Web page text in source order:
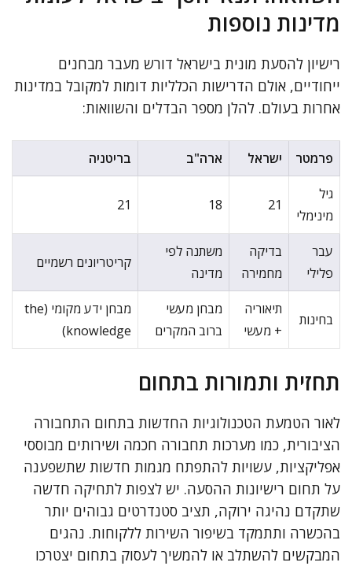
מדינות נוספות
רישיון להסעת מונית בישראל דורש מעבר מבחנים
ייחודיים, אולם הדרישות הכלליות דומות למקובל במדינות
אחרות בעולם. להלן מספר הבדלים והשוואות:
פרמטר ישראל ארה"ב בריטניה
גיל
מינימלי
21
18
21
עבר
פלילי
בדיקה
מחמירה
משתנה לפי
מדינה
קריטריונים רשמיים
בחינות
תיאוריה
+ מעשי
מבחן מעשי
ברוב המקרים
מבחן ידע מקומי (the
knowledge)
תחזית ותמורות בתחום
לאור הטמעת הטכנולוגיות החדשות בתחום התחבורה
הציבורית, כמו מערכות תחבורה חכמה ושירותים מבוססי
אפליקציות, עשויות להתפתח מגמות חדשות שתשפענה
על תחום רישיונות ההסעה. יש לצפות לתחיקה חדשה
שתקדם נהיגה ירוקה, תציב סטנדרטים גבוהים יותר
בהכשרה ותתמקד בשיפור השירות ללקוחות. נהגים
המבקשים להשתלב או להמשיך לעסוק בתחום יצטרכו